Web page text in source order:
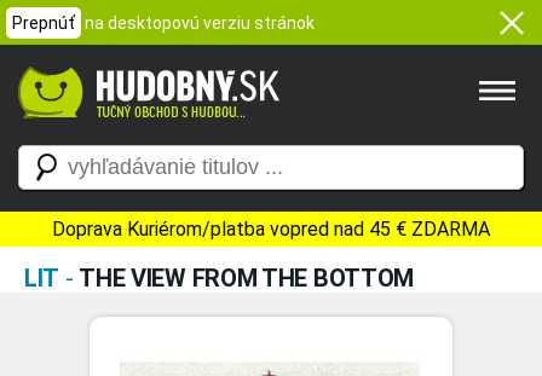
Prepnúť na desktopovú verziu stránok
Doprava Kuriérom/platba vopred nad 45 € ZDARMA
LIT - THE VIEW FROM THE BOTTOM